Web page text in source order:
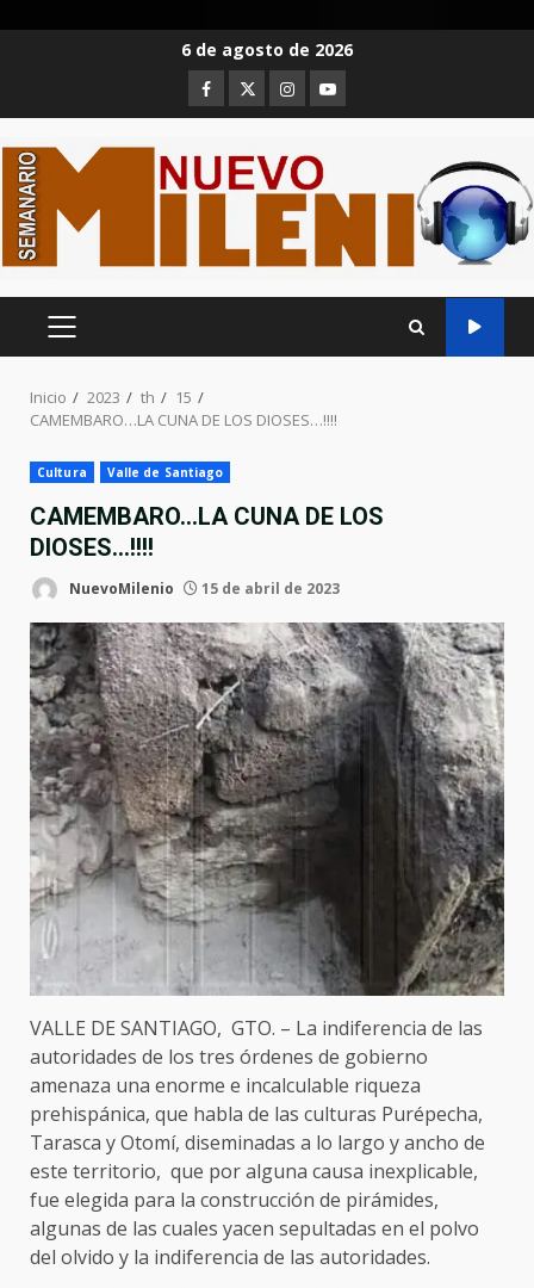
6 de agosto de 2026
Facebook
TwitterInstagram
Youtube
MENÚ
Inicio 2023 th
15
CAMEMBARO…LA CUNA DE LOS DIOSES…!!!!
Cultura Valle de Santiago
CAMEMBARO…LA CUNA DE LOS
DIOSES…!!!!
NuevoMilenio 15 de abril de 2023
VALLE DE SANTIAGO, GTO. – La indiferencia de las
autoridades de los tres órdenes de gobierno
amenaza una enorme e incalculable riqueza
prehispánica, que habla de las culturas Purépecha,
Tarasca y Otomí, diseminadas a lo largo y ancho de
este territorio, que por alguna causa inexplicable,
fue elegida para la construcción de pirámides,
algunas de las cuales yacen sepultadas en el polvo
del olvido y la indiferencia de las autoridades.